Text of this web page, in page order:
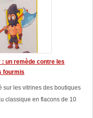
un remède contre les
fourmis
sur les vitrines des boutiques
classique en flacons de 10